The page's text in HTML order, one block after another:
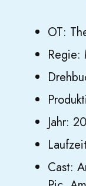
OT:
Regie:
Jahr:
Cast: